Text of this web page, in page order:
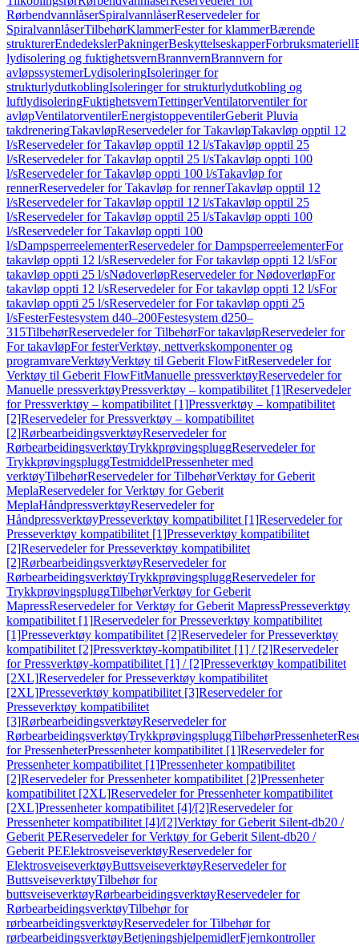
RørbendvannlåserSpiralvannlåserReservedeler for
SpiralvannlåserTilbehørKlammerFester for klammerBærende
strukturerEndedekslerPakningerBeskyttelseskapperForbruksmateriell
lydisolering og fuktighetsvernBrannvernBrannvern for
avløpssystemerLydisoleringIsoleringer for
strukturlydutkoblingIsoleringer for strukturlydutkobling og
luftlydisoleringFuktighetsvernTettingerVentilatorventiler for
avløpVentilatorventilerEnergistoppeventilerGeberit Pluvia
takdreneringTakavløpReservedeler for TakavløpTakavløp opptil 12
l/sReservedeler for Takavløp opptil 12 l/sTakavløp opptil 25
l/sReservedeler for Takavløp opptil 25 l/sTakavløp oppti 100
l/sReservedeler for Takavløp oppti 100 l/sTakavløp for
rennerReservedeler for Takavløp for rennerTakavløp opptil 12
l/sReservedeler for Takavløp opptil 12 l/sTakavløp opptil 25
l/sReservedeler for Takavløp opptil 25 l/sTakavløp oppti 100
l/sReservedeler for Takavløp oppti 100
l/sDampsperreelementerReservedeler for DampsperreelementerFor
takavløp oppti 12 l/sReservedeler for For takavløp oppti 12 l/sFor
takavløp oppti 25 l/sNødoverløpReservedeler for NødoverløpFor
takavløp oppti 12 l/sReservedeler for For takavløp oppti 12 l/sFor
takavløp oppti 25 l/sReservedeler for For takavløp oppti 25
l/sFesterFestesystem d40–200Festesystem d250–
315TilbehørReservedeler for TilbehørFor takavløpReservedeler for
For takavløpFor festerVerktøy, nettverkskomponenter og
programvareVerktøyVerktøy til Geberit FlowFitReservedeler for
Verktøy til Geberit FlowFitManuelle pressverktøyReservedeler for
Manuelle pressverktøyPressverktøy – kompatibilitet [1]Reservedeler
for Pressverktøy – kompatibilitet [1]Pressverktøy – kompatibilitet
[2]Reservedeler for Pressverktøy – kompatibilitet
[2]RørbearbeidingsverktøyReservedeler for
RørbearbeidingsverktøyTrykkprøvingspluggReservedeler for
TrykkprøvingspluggTestmiddelPressenheter med
verktøyTilbehørReservedeler for TilbehørVerktøy for Geberit
MeplaReservedeler for Verktøy for Geberit
MeplaHåndpressverktøyReservedeler for
HåndpressverktøyPresseverktøy kompatibilitet [1]Reservedeler for
Presseverktøy kompatibilitet [1]Presseverktøy kompatibilitet
[2]Reservedeler for Presseverktøy kompatibilitet
[2]RørbearbeidingsverktøyReservedeler for
RørbearbeidingsverktøyTrykkprøvingspluggReservedeler for
TrykkprøvingspluggTilbehørVerktøy for Geberit
MapressReservedeler for Verktøy for Geberit MapressPresseverktøy
kompatibilitet [1]Reservedeler for Presseverktøy kompatibilitet
[1]Presseverktøy kompatibilitet [2]Reservedeler for Presseverktøy
kompatibilitet [2]Pressverktøy-kompatibilitet [1] / [2]Reservedeler
for Pressverktøy-kompatibilitet [1] / [2]Presseverktøy kompatibilitet
[2XL]Reservedeler for Presseverktøy kompatibilitet
[2XL]Presseverktøy kompatibilitet [3]Reservedeler for
Presseverktøy kompatibilitet
[3]RørbearbeidingsverktøyReservedeler for
RørbearbeidingsverktøyTrykkprøvingspluggTilbehørPressenheter
for PressenheterPressenheter kompatibilitet [1]Reservedeler for
Pressenheter kompatibilitet [1]Pressenheter kompatibilitet
[2]Reservedeler for Pressenheter kompatibilitet [2]Pressenheter
kompatibilitet [2XL]Reservedeler for Pressenheter kompatibilitet
[2XL]Pressenheter kompatibilitet [4]/[2]Reservedeler for
Pressenheter kompatibilitet [4]/[2]Verktøy for Geberit Silent-db20 /
Geberit PEReservedeler for Verktøy for Geberit Silent-db20 /
Geberit PEElektrosveiseverktøyReservedeler for
ElektrosveiseverktøyButtsveiseverktøyReservedeler for
ButtsveiseverktøyTilbehør for
buttsveiseverktøyRørbearbeidingsverktøyReservedeler for
RørbearbeidingsverktøyTilbehør for
rørbearbeidingsverktøyReservedeler for Tilbehør for
rørbearbeidingsverktøyBetjeningshjelpemidlerFjernkontroller